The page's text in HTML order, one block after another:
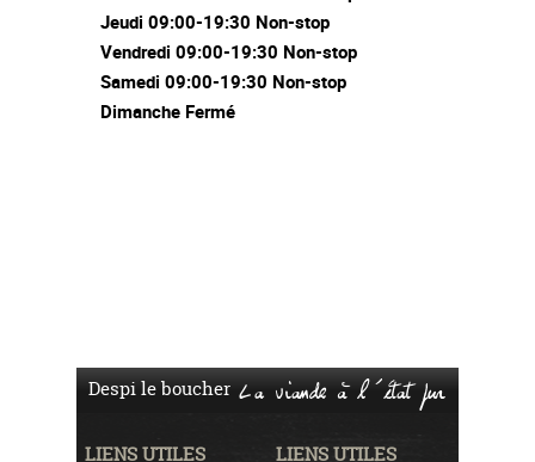
Jeudi 09:00-19:30 Non-stop
Vendredi 09:00-19:30 Non-stop
Samedi 09:00-19:30 Non-stop
Dimanche Fermé
Despi le boucher La viande à l'état pur
LIENS UTILES LIENS UTILES